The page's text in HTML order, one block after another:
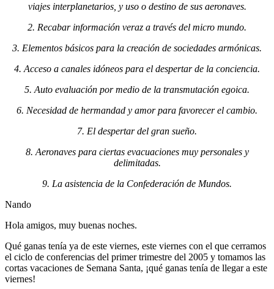
viajes interplanetarios, y uso o destino de sus aeronaves.
2. Recabar información veraz a través del micro mundo.
3. Elementos básicos para la creación de sociedades armónicas.
4. Acceso a canales idóneos para el despertar de la conciencia.
5. Auto evaluación por medio de la transmutación egoica.
6. Necesidad de hermandad y amor para favorecer el cambio.
7. El despertar del gran sueño.
8. Aeronaves para ciertas evacuaciones muy personales y
delimitadas.
9. La asistencia de la Confederación de Mundos.
Nando
Hola amigos, muy buenas noches.
Qué ganas tenía ya de este viernes, este viernes con el que cerramos
el ciclo de conferencias del primer trimestre del 2005 y tomamos las
cortas vacaciones de Semana Santa, ¡qué ganas tenía de llegar a este
viernes!